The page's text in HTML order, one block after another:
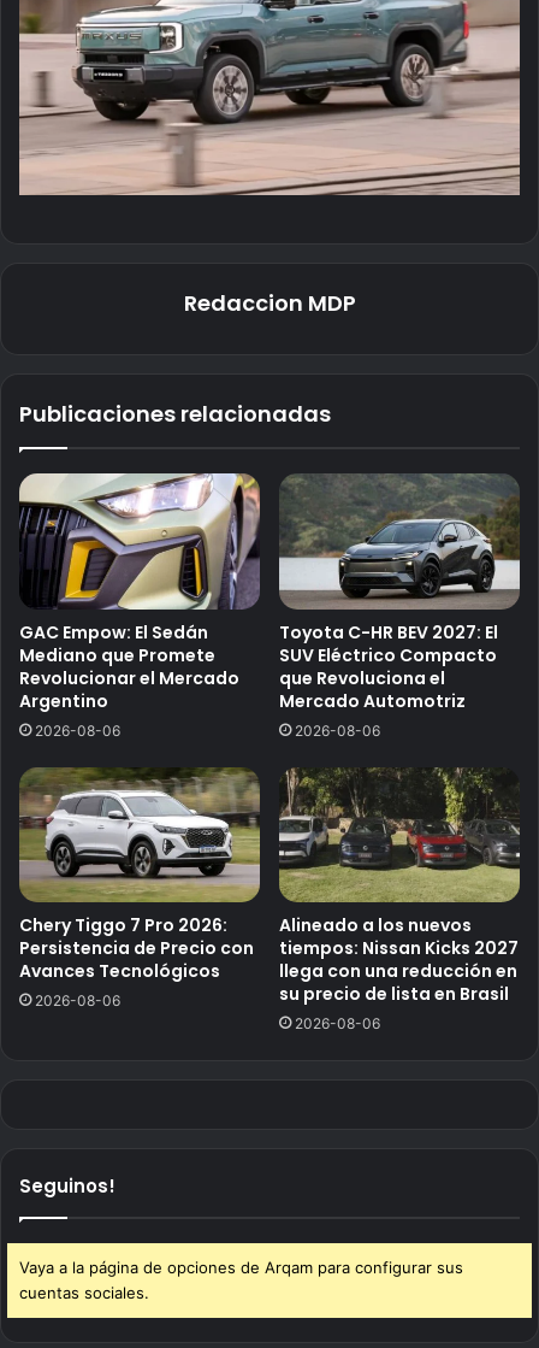
Redaccion MDP
Publicaciones relacionadas
GAC Empow: El Sedán
Mediano que Promete
Revolucionar el Mercado
Argentino
2026-08-06
Toyota C-HR BEV 2027: El
SUV Eléctrico Compacto
que Revoluciona el
Mercado Automotriz
2026-08-06
Chery Tiggo 7 Pro 2026:
Persistencia de Precio con
Avances Tecnológicos
2026-08-06
Alineado a los nuevos
tiempos: Nissan Kicks 2027
llega con una reducción en
su precio de lista en Brasil
2026-08-06
Seguinos!
Vaya a la página de opciones de Arqam para configurar sus
cuentas sociales.